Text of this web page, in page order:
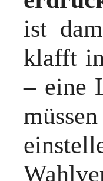
ist
klafft
– eine